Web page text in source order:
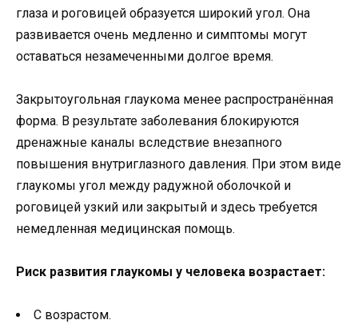
глаза и роговицей образуется широкий угол. Она
развивается очень медленно и симптомы могут
оставаться незамеченными долгое время.
Закрытоугольная глаукома менее распространённая
форма. В результате заболевания блокируются
дренажные каналы вследствие внезапного
повышения внутриглазного давления. При этом виде
глаукомы угол между радужной оболочкой и
роговицей узкий или закрытый и здесь требуется
немедленная медицинская помощь.
Риск развития глаукомы у человека возрастает:
С возрастом.